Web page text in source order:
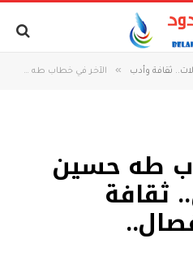
ثقافة وأدب » الآخر في خطاب طه حسين ومالك بن نبي.. ثقافة الاتصال والانفصال..
طه حسين
ثقافة